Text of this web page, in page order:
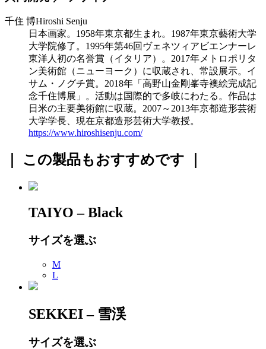
千住 博Hiroshi Senju
日本画家。1958年東京都生まれ。1987年東京藝術大学
大学院修了。1995年第46回ヴェネツィアビエンナーレ
東洋人初の名誉賞（イタリア）。2017年メトロポリタ
ン美術館（ニューヨーク）に収蔵され、常設展示。イ
サム・ノグチ賞。2018年「高野山金剛峯寺襖絵完成記
念千住博展」。活動は国際的で多岐にわたる。作品は
日米の主要美術館に収蔵。2007～2013年京都造形芸術
大学学長、現在京都造形芸術大学教授。
https://www.hiroshisenju.com/
｜ この製品もおすすめです ｜
TAIYO – Black
サイズを選ぶ
M
L
SEKKEI – 雪渓
サイズを選ぶ